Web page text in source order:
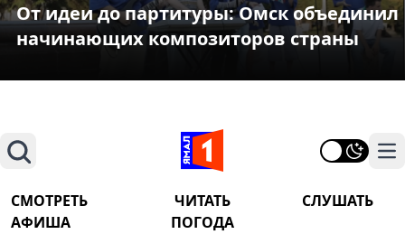
От идеи до партитуры: Омск объединил
начинающих композиторов страны
Поиск
СМОТРЕТЬ ЧИТАТЬ
СЛУШАТЬ
АФИША
ПОГОДА